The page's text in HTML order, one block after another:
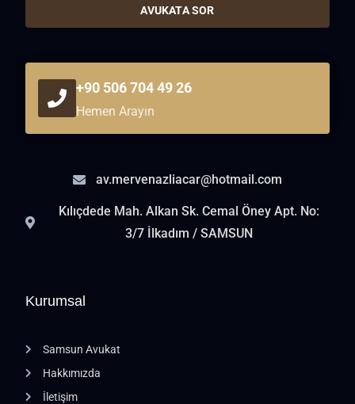
Kurumsal
Samsun Avukat
Hakkımızda
İletişim
AVUKATA SOR
+90 506 704 49 26
Hemen Arayın
av.mervenazliacar@hotmail.com
Kılıçdede Mah. Alkan Sk. Cemal Öney Apt. No:
3/7 İlkadım / SAMSUN